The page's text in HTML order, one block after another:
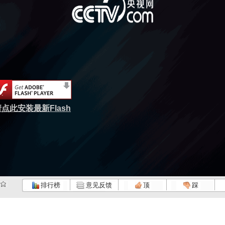
点此安装最新Flash
排行榜 意见反馈 顶 踩